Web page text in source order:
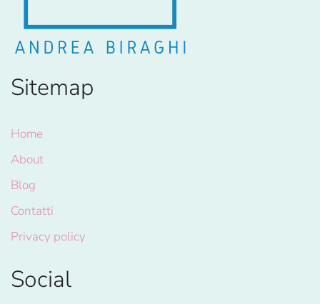
Sitemap
Home
About
Blog
Contatti
Privacy policy
Social